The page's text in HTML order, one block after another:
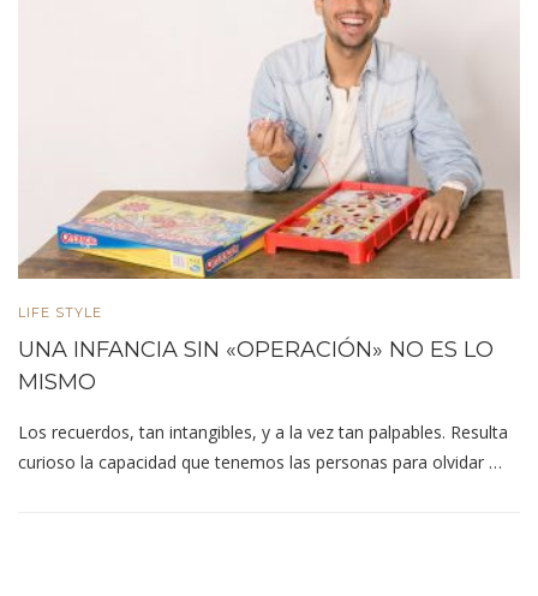
LIFE STYLE
UNA INFANCIA SIN «OPERACIÓN» NO ES LO
MISMO
Los recuerdos, tan intangibles, y a la vez tan palpables. Resulta
curioso la capacidad que tenemos las personas para olvidar …